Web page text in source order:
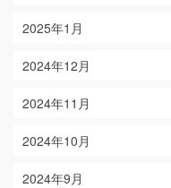
2025年1月
2024年12月
2024年11月
2024年10月
2024年9月